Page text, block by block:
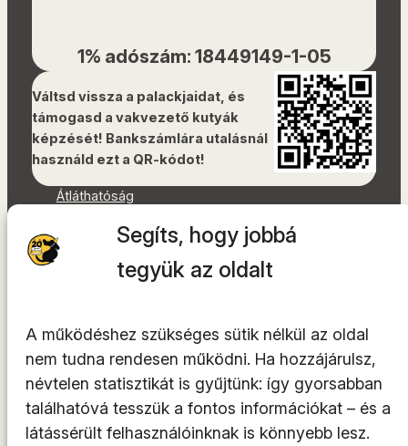
Segíts, hogy jobbá
tegyük az oldalt
A működéshez szükséges sütik nélkül az oldal
nem tudna rendesen működni. Ha hozzájárulsz,
névtelen statisztikát is gyűjtünk: így gyorsabban
találhatóvá tesszük a fontos információkat – és a
látássérült felhasználóinknak is könnyebb lesz.
1% adószám: 18449149-1-05
Váltsd vissza a palackjaidat, és
támogasd a vakvezető kutyák
képzését! Bankszámlára utalásnál
használd ezt a QR-kódot!
Átláthatóság
Akadálymentességi nyilatkozat
Oldaltérkép
YouTube
LinkedIn
TikTok